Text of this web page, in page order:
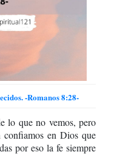
-Romanos 8:28-
lo que no vemos, pero
confiamos en Dios que
por eso la fe siempre